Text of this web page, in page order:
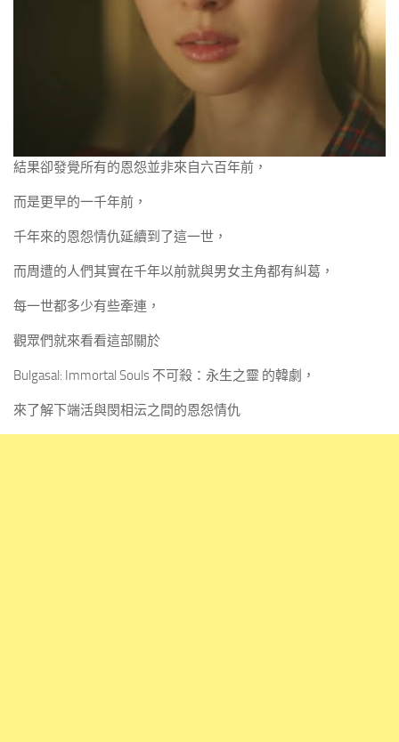
結果卻發覺所有的恩怨並非來自六百年前，
而是更早的一千年前，
千年來的恩怨情仇延續到了這一世，
而周遭的人們其實在千年以前就與男女主角都有糾葛，
每一世都多少有些牽連，
觀眾們就來看看這部關於
Bulgasal: Immortal Souls 不可殺：永生之靈 的韓劇，
來了解下端活與閔相沄之間的恩怨情仇